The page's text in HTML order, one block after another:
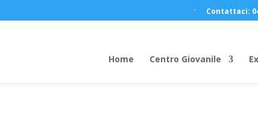
Contattaci:
Home Centro Giovanile